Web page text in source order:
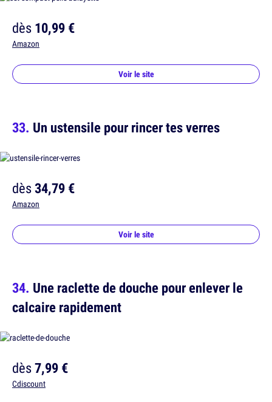
dès10,99 €
Amazon
Voir le site
Un ustensile pour rincer tes verres
dès34,79 €
Amazon
Voir le site
Une raclette de douche pour enlever le
calcaire rapidement
dès7,99 €
Cdiscount